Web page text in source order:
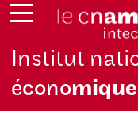
Institut
écono